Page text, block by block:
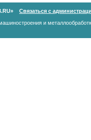
Связаться с
и